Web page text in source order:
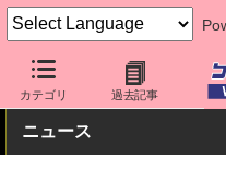
カテゴリ 過去記事
ケータイ Watch OS
ニュース